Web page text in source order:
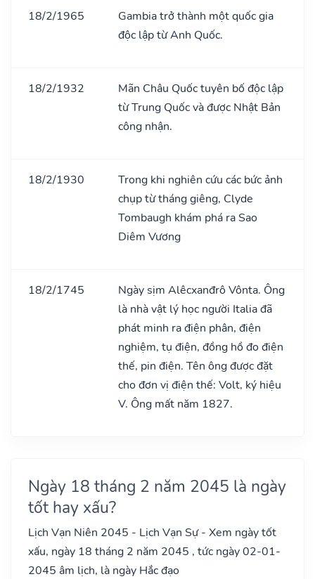
18/2/1965
Gambia trở thành một quốc gia
độc lập từ Anh Quốc.
18/2/1932
Mãn Châu Quốc tuyên bố độc lập
từ Trung Quốc và được Nhật Bản
công nhận.
18/2/1930
Trong khi nghiên cứu các bức ảnh
chụp từ tháng giêng, Clyde
Tombaugh khám phá ra Sao
Diêm Vương
18/2/1745
Ngày sịm Alêcxanđrô Vônta. Ông
là nhà vật lý học người Italia đã
phát minh ra điện phân, điện
nghiệm, tụ điện, đồng hồ đo điện
thế, pin điện. Tên ông được đặt
cho đơn vị điện thế: Volt, ký hiệu
V. Ông mất năm 1827.
Ngày 18 tháng 2 năm 2045 là ngày
tốt hay xấu?
Lịch Vạn Niên 2045 - Lịch Vạn Sự - Xem ngày tốt
xấu, ngày 18 tháng 2 năm 2045 , tức ngày 02-01-
2045 âm lịch, là ngày Hắc đạo